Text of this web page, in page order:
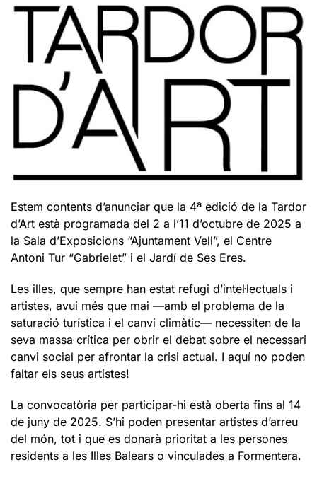
Estem contents d’anunciar que la 4ª edició de la Tardor
d’Art està programada del 2 a l’11 d’octubre de 2025 a
la Sala d’Exposicions “Ajuntament Vell”, el Centre
Antoni Tur “Gabrielet” i el Jardí de Ses Eres.
Les illes, que sempre han estat refugi d’intel·lectuals i
artistes, avui més que mai —amb el problema de la
saturació turística i el canvi climàtic— necessiten de la
seva massa crítica per obrir el debat sobre el necessari
canvi social per afrontar la crisi actual. I aquí no poden
faltar els seus artistes!
La convocatòria per participar-hi està oberta fins al 14
de juny de 2025. S’hi poden presentar artistes d’arreu
del món, tot i que es donarà prioritat a les persones
residents a les Illes Balears o vinculades a Formentera.